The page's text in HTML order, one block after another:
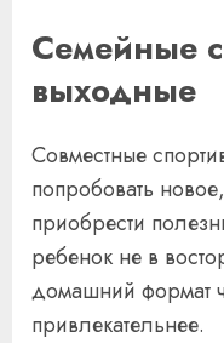
Семейные
выходные
Совместные
попробовать
приобрести
ребенок не в
домашний формат
привлекательнее.